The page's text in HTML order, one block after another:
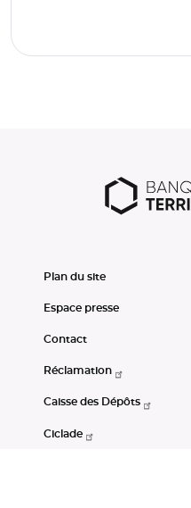
Plan du site
Espace presse
Contact
Réclamation
Caisse des Dépôts
Ciclade